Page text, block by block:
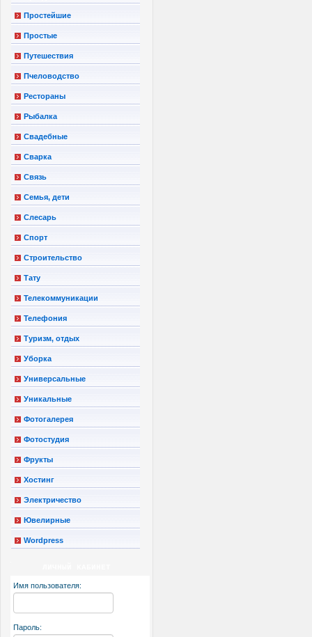
Простейшие
Простые
Путешествия
Пчеловодство
Рестораны
Рыбалка
Свадебные
Сварка
Связь
Семья, дети
Слесарь
Спорт
Строительство
Тату
Телекоммуникации
Телефония
Туризм, отдых
Уборка
Универсальные
Уникальные
Фотогалерея
Фотостудия
Фрукты
Хостинг
Электричество
Ювелирные
Wordpress
Имя пользователя:
Пароль: